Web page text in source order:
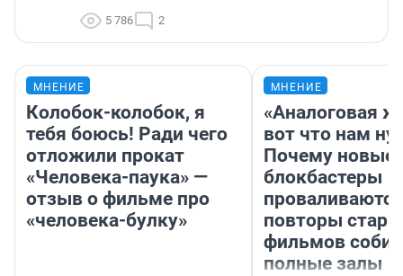
5 786 2
МНЕНИЕ
Колобок-колобок, я
тебя боюсь! Ради чего
отложили прокат
«Человека-паука» —
отзыв о фильме про
«человека-булку»
МНЕНИЕ
«Аналоговая
вот что нам
Почему новые
блокбастеры
повторы
фильмов
полные залы